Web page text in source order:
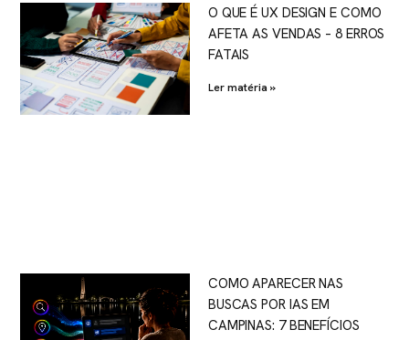
O QUE É UX DESIGN E COMO
AFETA AS VENDAS – 8 ERROS
FATAIS
Ler matéria »
COMO APARECER NAS
BUSCAS POR IAS EM
CAMPINAS: 7 BENEFÍCIOS